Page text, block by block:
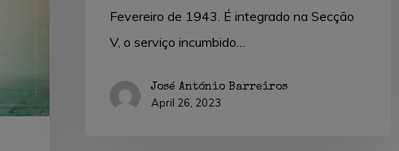
Fevereiro de 1943. É integrado na Secção
V, o serviço incumbido…
José António Barreiros
April 26, 2023